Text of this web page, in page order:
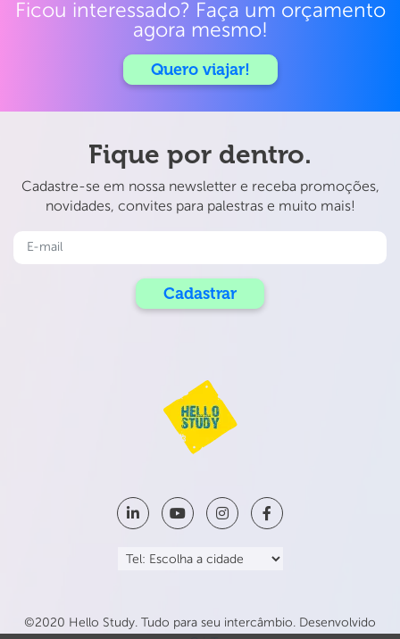
Ficou interessado? Faça um orçamento
agora mesmo!
Quero viajar!
Fique por dentro.
Cadastre-se em nossa newsletter e receba promoções,
novidades, convites para palestras e muito mais!
©2020 Hello Study. Tudo para seu intercâmbio. Desenvolvido